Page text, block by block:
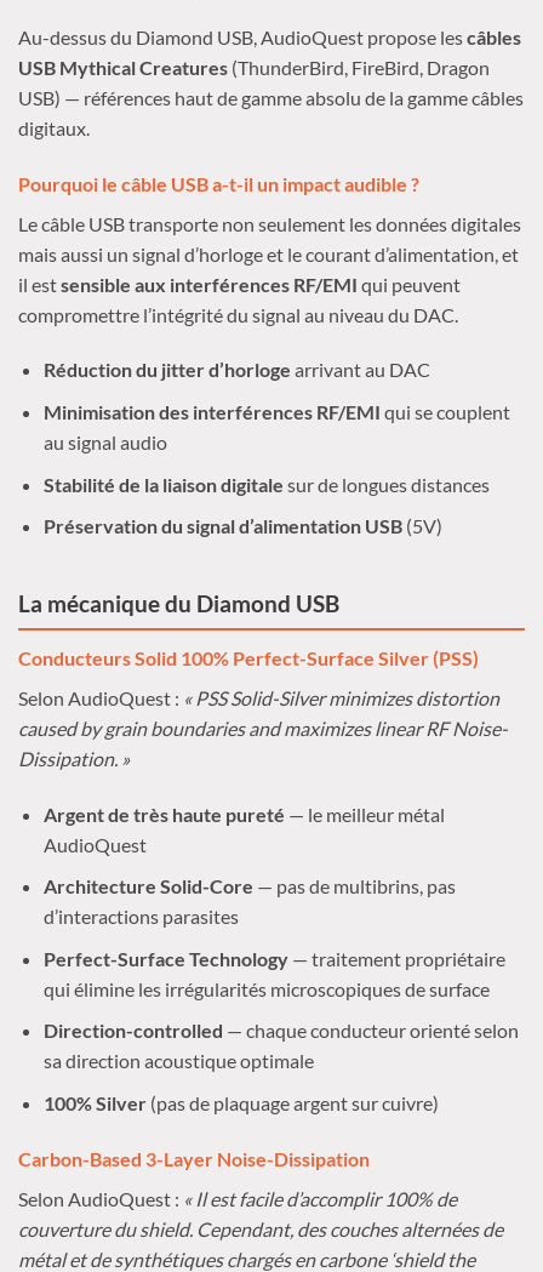
Au-dessus du Diamond USB, AudioQuest propose lescâbles
USB Mythical Creatures (ThunderBird, FireBird, Dragon
USB) — références haut de gamme absolu de la gamme câbles
digitaux.
Pourquoi le câble USB a-t-il un impact audible ?
Le câble USB transporte non seulement les données digitales
mais aussi un signal d’horloge et le courant d’alimentation, et
il estsensible aux interférences RF/EMI qui peuvent
compromettre l’intégrité du signal au niveau du DAC.
Réduction du jitter d’horloge arrivant au DAC
Minimisation des interférences RF/EMI qui se couplent
au signal audio
Stabilité de la liaison digitale sur de longues distances
Préservation du signal d’alimentation USB(5V)
La mécanique du Diamond USB
Conducteurs Solid 100% Perfect-Surface Silver (PSS)
Selon AudioQuest : « PSS Solid-Silver minimizes distortion
caused by grain boundaries and maximizes linear RF Noise-
Dissipation. »
Argent de très haute pureté — le meilleur métal
AudioQuest
Architecture Solid-Core — pas de multibrins, pas
d’interactions parasites
Perfect-Surface Technology— traitement propriétaire
qui élimine les irrégularités microscopiques de surface
Direction-controlled — chaque conducteur orienté selon
sa direction acoustique optimale
100% Silver(pas de plaquage argent sur cuivre)
Carbon-Based 3-Layer Noise-Dissipation
Selon AudioQuest : « Il est facile d’accomplir 100% de
couverture du shield. Cependant, des couches alternées de
métal et de synthétiques chargés en carbone ‘shield the